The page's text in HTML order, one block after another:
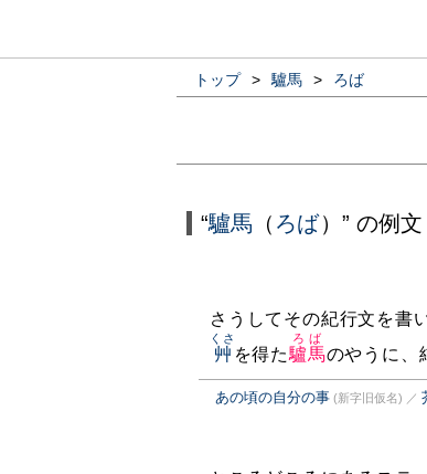
トップ > 驢馬 > ろば
“驢馬 （ ろば）” の例文
さうしてその紀行文を書
艸
くさ
を得た驢馬
ろば
のやうに、
あの頃の自分の事 (新字旧仮名) ／